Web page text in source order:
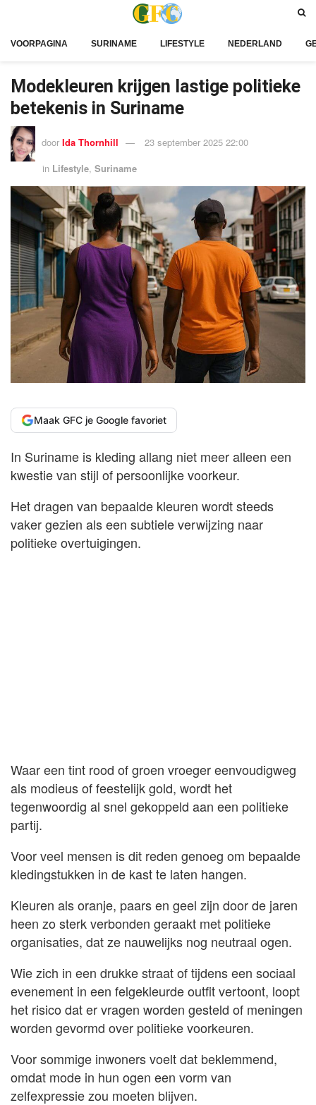
VOORPAGINA SURINAME LIFESTYLE NEDERLAND
Modekleuren krijgen lastige politieke
betekenis in Suriname
door Ida Thornhill
23 september 2025 22:00
in Lifestyle, Suriname
Maak GFC je Google favoriet
In Suriname is kleding allang niet meer alleen een
kwestie van stijl of persoonlijke voorkeur.
Het dragen van bepaalde kleuren wordt steeds
vaker gezien als een subtiele verwijzing naar
politieke overtuigingen.
Waar een tint rood of groen vroeger eenvoudigweg
als modieus of feestelijk gold, wordt het
tegenwoordig al snel gekoppeld aan een politieke
partij.
Voor veel mensen is dit reden genoeg om bepaalde
kledingstukken in de kast te laten hangen.
Kleuren als oranje, paars en geel zijn door de jaren
heen zo sterk verbonden geraakt met politieke
organisaties, dat ze nauwelijks nog neutraal ogen.
Wie zich in een drukke straat of tijdens een sociaal
evenement in een felgekleurde outfit vertoont, loopt
het risico dat er vragen worden gesteld of meningen
worden gevormd over politieke voorkeuren.
Voor sommige inwoners voelt dat beklemmend,
omdat mode in hun ogen een vorm van
zelfexpressie zou moeten blijven.